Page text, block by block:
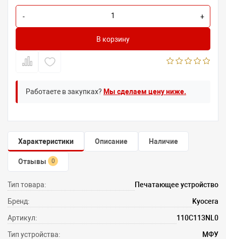
- +
В корзину
Работаете в закупках? Мы сделаем цену ниже.
Характеристики Описание Наличие
Отзывы 0
Тип товара: Печатающее устройство
Бренд: Kyocera
Артикул: 110C113NL0
Тип устройства: МФУ